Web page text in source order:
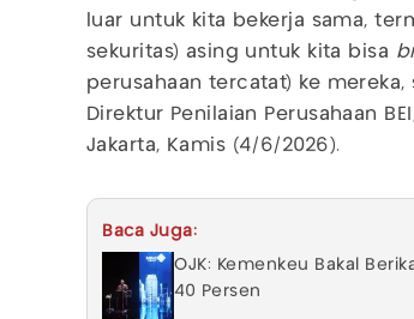
luar untuk kita bekerja sama,
sekuritas) asing untuk kita bisa
perusahaan tercatat) ke
Direktur Penilaian Perusahaan
Jakarta, Kamis (4/6/2026).
Baca Juga:
OJK: Kemenkeu Bakal
40 Persen